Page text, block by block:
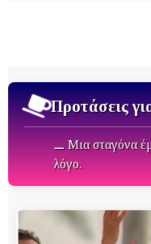
Προτάσεις
⚊ Μια σταγόνα
λόγο.